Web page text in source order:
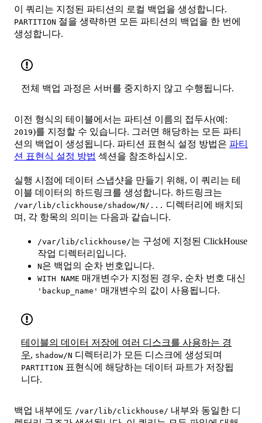
이 쿼리는 지정된 파티션의 로컬 백업을 생성합니다.
PARTITION 절을 생략하면 모든 파티션의 백업을 한 번에
생성합니다.
전체 백업 과정은 서버를 중지하지 않고 수행됩니다.
이전 형식의 테이블에서는 파티션 이름의 접두사(예:
2019)를 지정할 수 있습니다. 그러면 해당하는 모든 파티
션의 백업이 생성됩니다. 파티션 표현식 설정 방법은 파티
션 표현식 설정 방법 섹션을 참조하십시오.
실행 시점에 데이터 스냅샷을 만들기 위해, 이 쿼리는 테
이블 데이터의 하드링크를 생성합니다. 하드링크는
/var/lib/clickhouse/shadow/N/... 디렉터리에 배치되
며, 각 항목의 의미는 다음과 같습니다.
/var/lib/clickhouse/는 구성에 지정된 ClickHouse
작업 디렉터리입니다.
N은 백업의 순차 번호입니다.
WITH NAME 매개변수가 지정된 경우, 순차 번호 대신
'backup_name' 매개변수의 값이 사용됩니다.
테이블의 데이터 저장에 여러 디스크를 사용하는 경
우, shadow/N 디렉터리가 모든 디스크에 생성되며
PARTITION 표현식에 해당하는 데이터 파트가 저장됩
니다.
백업 내부에도 /var/lib/clickhouse/ 내부와 동일한 디